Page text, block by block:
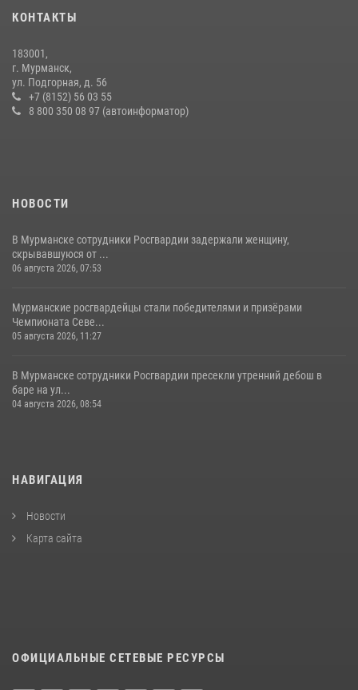
Первый Мурманский терминал» передал Управлению Росгвардии
по Мурманской области новый автомобиль для несения службы
21 июля 2026, 08:15
КОНТАКТЫ
183001,
г. Мурманск,
ул. Подгорная, д. 56
+7 (8152) 56 03 55
8 800 350 08 97 (автоинформатор)
НОВОСТИ
В Мурманске сотрудники Росгвардии задержали женщину,
скрывавшуюся от ...
06 августа 2026, 07:53
Мурманские росгвардейцы стали победителями и призёрами
Чемпионата Севе...
05 августа 2026, 11:27
В Мурманске сотрудники Росгвардии пресекли утренний дебош в
баре на ул...
04 августа 2026, 08:54
НАВИГАЦИЯ
Новости
Карта сайта
ОФИЦИАЛЬНЫЕ СЕТЕВЫЕ РЕСУРСЫ